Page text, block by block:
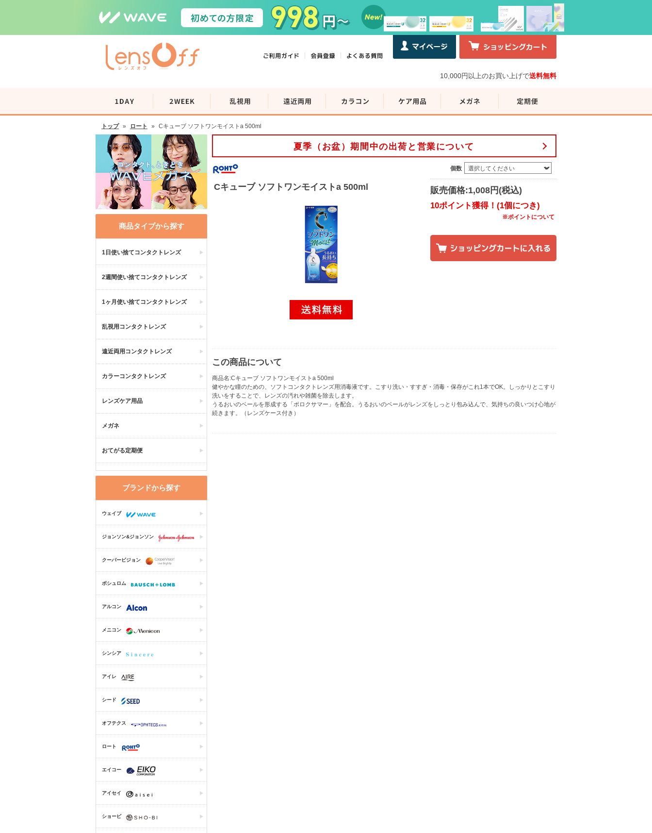
10,000円以上のお買い上げで送料無料
トップ » ロート » Cキューブ ソフトワンモイストa 500ml
商品タイプから探す
1日使い捨てコンタクトレンズ
2週間使い捨てコンタクトレンズ
1ヶ月使い捨てコンタクトレンズ
乱視用コンタクトレンズ
遠近両用コンタクトレンズ
カラーコンタクトレンズ
レンズケア用品
メガネ
おてがる定期便
ブランドから探す
ウェイブ
ジョンソン&ジョンソン
クーパービジョン
ボシュロム
アルコン
メニコン
シンシア
アイレ
シード
オフテクス
ロート
エイコー
アイセイ
ショービ
夏季（お盆）期間中の出荷と営業について
Cキューブ ソフトワンモイストa 500ml
個数
販売価格:1,008円(税込)
10ポイント獲得！(1個につき)
※ポイントについて
この商品について
商品名:Cキューブ ソフトワンモイストa 500ml
健やかな瞳のための、ソフトコンタクトレンズ用消毒液です。こすり洗い・すすぎ・消毒・保存がこれ1本でOK。しっかりとこすり
洗いをすることで、レンズの汚れや雑菌を除去します。
うるおいのベールを形成する「ポロクサマー」を配合。うるおいのベールがレンズをしっとり包み込んで、気持ちの良いつけ心地が
続きます。（レンズケース付き）